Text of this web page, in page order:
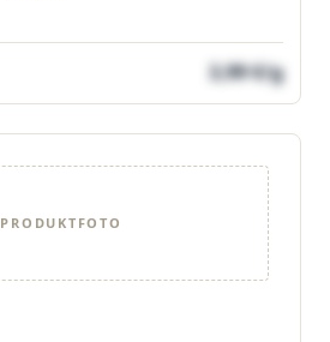
3,99 €/g
PRODUKTFOTO